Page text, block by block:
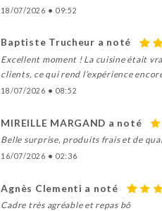
18/07/2026 • 09:52
Baptiste Trucheur a noté
Excellent moment ! La cuisine était
clients, ce qui rend l’expérience
18/07/2026 • 08:52
MIREILLE MARGAND a noté
Belle surprise, produits frais et de
16/07/2026 • 02:36
Agnès Clementi a noté
Cadre très agréable et repas bô